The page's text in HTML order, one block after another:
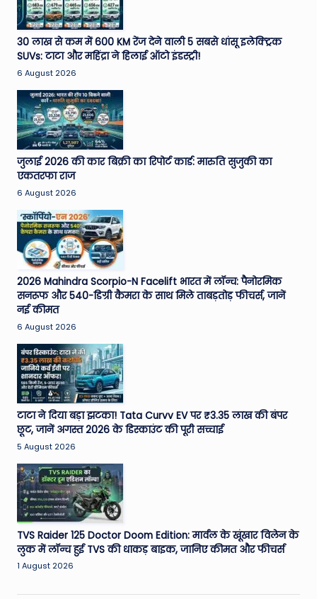
30 लाख से कम में 600 KM रेंज देने वाली 5 सबसे धांसू इलेक्ट्रिक
SUVs: टाटा और महिंद्रा ने हिलाई ऑटो इंडस्ट्री!
6 August 2026
जुलाई 2026 की कार बिक्री का रिपोर्ट कार्ड: मारुति सुजुकी का
एकतरफा राज
6 August 2026
2026 Mahindra Scorpio-N Facelift भारत में लॉन्च: पैनोरमिक
सनरूफ और 540-डिग्री कैमरा के साथ मिले ताबड़तोड़ फीचर्स, जानें
नई कीमत
6 August 2026
टाटा ने दिया बड़ा झटका! Tata Curvv EV पर ₹3.35 लाख की बंपर
छूट, जानें अगस्त 2026 के डिस्काउंट की पूरी सच्चाई
5 August 2026
TVS Raider 125 Doctor Doom Edition: मार्वल के खूंखार विलेन के
लुक में लॉन्च हुई TVS की धाकड़ बाइक, जानिए कीमत और फीचर्स
1 August 2026